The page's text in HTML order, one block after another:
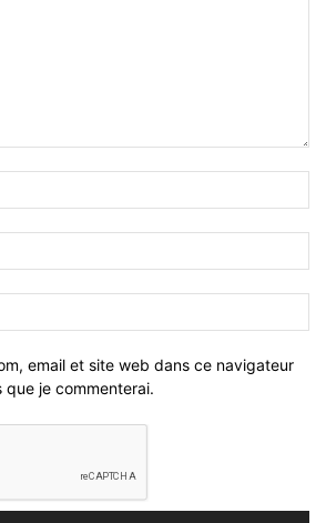
email et site web dans ce navigateur
je commenterai.